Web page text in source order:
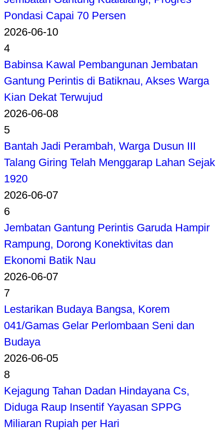
Pondasi Capai 70 Persen
2026-06-10
4
Babinsa Kawal Pembangunan Jembatan
Gantung Perintis di Batiknau, Akses Warga
Kian Dekat Terwujud
2026-06-08
5
Bantah Jadi Perambah, Warga Dusun III
Talang Giring Telah Menggarap Lahan Sejak
1920
2026-06-07
6
Jembatan Gantung Perintis Garuda Hampir
Rampung, Dorong Konektivitas dan
Ekonomi Batik Nau
2026-06-07
7
Lestarikan Budaya Bangsa, Korem
041/Gamas Gelar Perlombaan Seni dan
Budaya
2026-06-05
8
Kejagung Tahan Dadan Hindayana Cs,
Diduga Raup Insentif Yayasan SPPG
Miliaran Rupiah per Hari